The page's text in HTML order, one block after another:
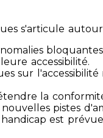
s'articule autour
accessibilité.
sur
la
pistes
est